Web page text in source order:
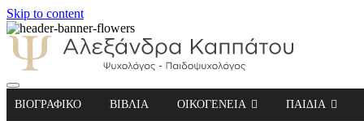
Skip to content
Αλεξάνδρα Καππάτου Ψυχολόγος –
ΒΙΟΓΡΑΦΙΚΟ ΒΙΒΛΙΑ ΟΙΚΟΓΕΝΕΙΑ ΠΑΙΔΙΑ